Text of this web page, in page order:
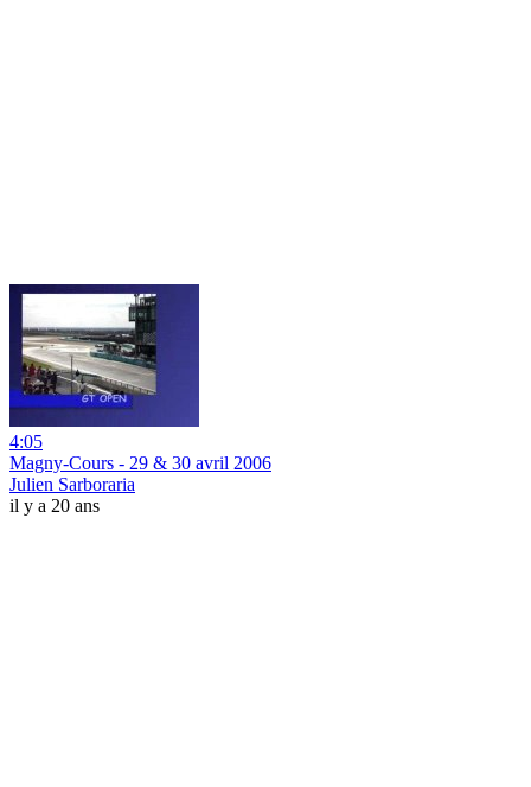
4:05
Magny-Cours - 29 & 30 avril 2006
Julien Sarboraria
il y a 20 ans